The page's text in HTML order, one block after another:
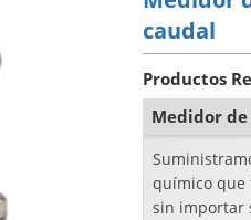
caudal
Productos
Medidor
químico que
sin importar